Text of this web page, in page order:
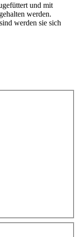
und mit
werden.
werden sie sich